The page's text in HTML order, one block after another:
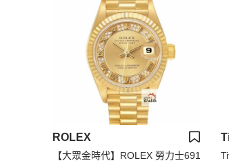
ROLEX
【大眾金時代】ROLEX 勞力士691